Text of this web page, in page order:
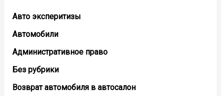
Авто эксперитизы
Автомобили
Административное право
Без рубрики
Возврат автомобиля в автосалон